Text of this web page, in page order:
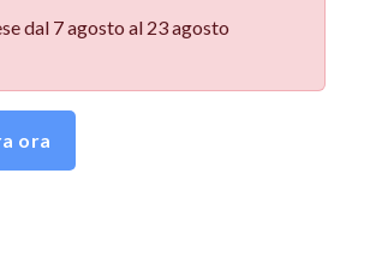
dal 7 agosto al 23 agosto
ora